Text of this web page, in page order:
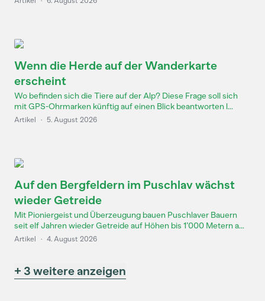
Wenn die Herde auf der Wanderkarte
erscheint
Wo befinden sich die Tiere auf der Alp? Diese Frage soll sich
mit GPS-Ohrmarken künftig auf einen Blick beantworten l...
Artikel · 5. August 2026
Auf den Bergfeldern im Puschlav wächst
wieder Getreide
Mit Pioniergeist und Überzeugung bauen Puschlaver Bauern
seit elf Jahren wieder Getreide auf Höhen bis 1’000 Metern a...
Artikel · 4. August 2026
+ 3 weitere anzeigen